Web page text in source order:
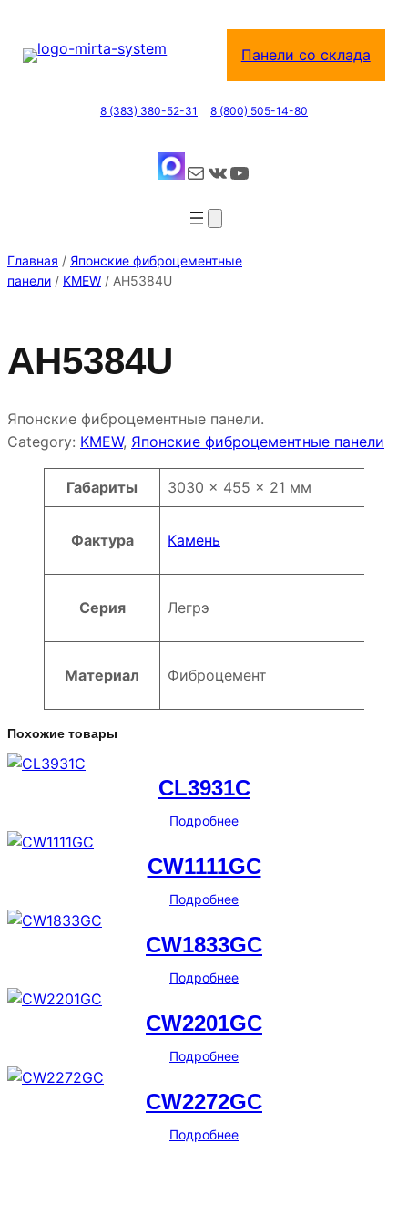
содержимому
Панели со склада
8 (383) 380-52-31 8 (800) 505-14-80
Почта ВКонтакте YouTube
Главная / Японские фиброцементные
панели / KMEW / AH5384U
AH5384U
Японские фиброцементные панели.
Category: KMEW, Японские фиброцементные панели
Атрибуты Значение
Габариты 3030 × 455 × 21 мм
Фактура Камень
Серия Легрэ
Материал Фиброцемент
Похожие товары
CL3931C
Подробнее
CW1111GC
Подробнее
CW1833GC
Подробнее
CW2201GC
Подробнее
CW2272GC
Подробнее